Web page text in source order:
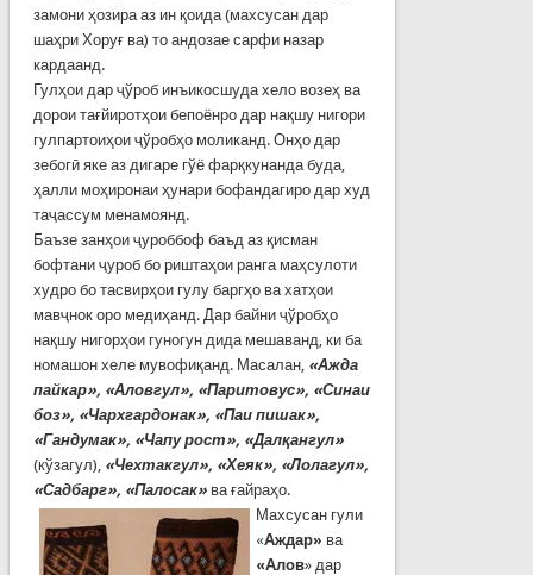
замони ҳозира аз ин қоида (махсусан дар
шаҳри Хоруғ ва) то андозае сарфи назар
кардаанд.
Гулҳои дар ҷўроб инъикосшуда хело возеҳ ва
дорои тағйиротҳои бепоёнро дар нақшу нигори
гулпартоиҳои ҷўробҳо моликанд. Онҳо дар
зебогӣ яке аз дигаре гўё фарқкунанда буда,
ҳалли моҳиронаи ҳунари бофандагиро дар худ
таҷассум менамоянд.
Баъзе занҳои ҷуроббоф баъд аз қисман
бофтани ҷуроб бо риштаҳои ранга маҳсулоти
худро бо тасвирҳои гулу баргҳо ва хатҳои
мавҷнок оро медиҳанд. Дар байни ҷўробҳо
нақшу нигорҳои гуногун дида мешаванд, ки ба
номашон хеле мувофиқанд. Масалан, «Ажда
пайкар», «Аловгул», «Паритовус», «Синаи
боз», «Чархгардонак», «Паи пишак»,
«Гандумак», «Чапу рост», «Далқангул»
(кўзагул), «Чехтакгул», «Хеяк», «Лолагул»,
«Садбарг», «Палосак» ва ғайраҳо.
Махсусан гули
«Аждар» ва
«Алов» дар